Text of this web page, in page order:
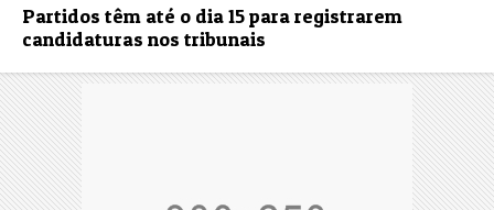
Partidos têm até o dia 15 para registrarem
candidaturas nos tribunais